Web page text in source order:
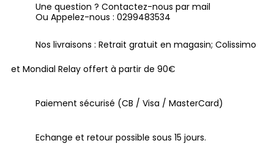
Une question ? Contactez-nous par mail
Ou Appelez-nous : 0299483534
Nos livraisons : Retrait gratuit en magasin; Colissimo
et Mondial Relay offert à partir de 90€
Paiement sécurisé (CB / Visa / MasterCard)
Echange et retour possible sous 15 jours.